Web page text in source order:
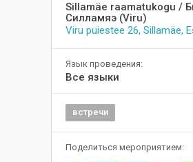
Sillamäe raamatukogu /
Силламяэ (Viru)
Viru puiestee 26, Sillamäe,
Язык проведения:
Все языки
встречи
Поделиться мероприятием: